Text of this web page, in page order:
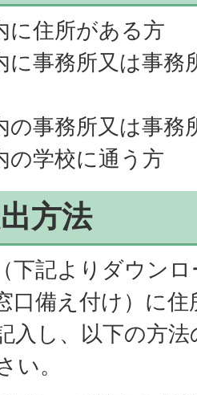
に住所がある方
に事務所又は事
の事務所又は事務
の学校に通う方
方法
下記よりダウン
口備え付け）に住
入し、以下の方
い。